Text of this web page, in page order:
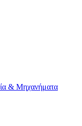
& Μηχανήματα